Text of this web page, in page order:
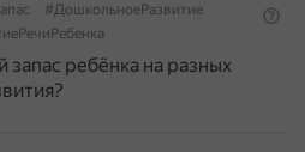
#ДошкольноеРазвитие
запас ребёнка на разных